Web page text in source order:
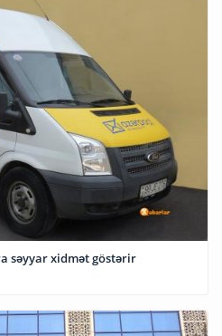
səyyar xidmət göstərir